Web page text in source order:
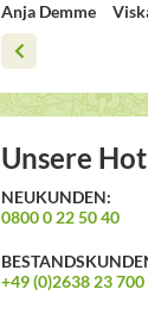
Anja Demme
Unsere
NEUKUNDEN:
0800 0 22 50 40
+49 (0)2638 23 700